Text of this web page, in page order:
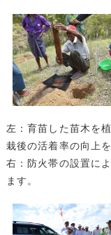
左：育苗した苗木を
栽後の活着率の向上
右：防火帯の設置に
ます。